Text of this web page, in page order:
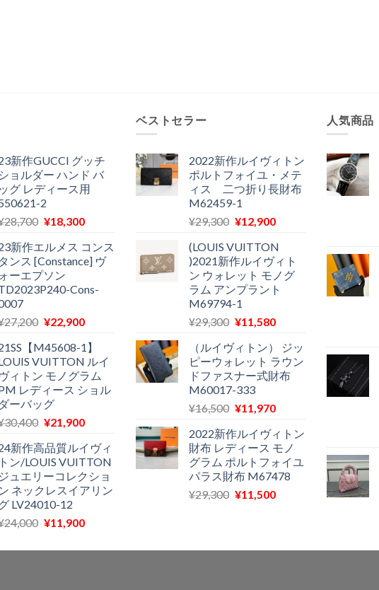
新作GUCCI グッチ
ショルダー ハンド バ
ッグ レディース用
2
28,700 元
価
格
は
¥28,700
し
¥18,300現
の
価
は
で
す。
新作エルメス コンス
タンス [Constance] ヴ
ォーエプソン
Cons-
27,200 元
価
格
は
¥27,200
で
し
た。
¥22,900現
の
価
格
は
で
す。
【M45608-1】
VUITTON ルイ
ヴィトン モノグラム
レディース ショル
ダーバッグ
30,400 元
価
格
は
¥30,400
で
し
¥21,900現
の
価
格
は
で
新作高品質ルイヴィ
トン/LOUIS VUITTON
ジュエリーコレクショ
ン ネックレスイアリン
LV24010-12
24,000 元
価
¥11,900現
の
ベストセラー
2022新作ルイヴィトン
ポルトフォイユ・メテ
ィス 二つ折り長財布
M62459-1
¥29,300 元
価
格
は
¥29,300
で
し
た。
¥12,900現
の
価
格
は
で
(LOUIS VUITTON
)2021新作ルイヴィト
ン ウォレット モノグ
ラム アンプラント
M69794-1
¥29,300 元
価
格
は
¥29,300
で
た。
¥11,580現
の
価
格
¥11,580
す。
（ルイヴィトン） ジッ
ピーウォレット ラウン
ドファスナー式財布
M60017-333
¥16,500 元
価
格
は
¥16,500
で
¥11,970現
の
価
格
は
¥11,970
2022新作ルイヴィトン
財布 レディース モノ
グラム ポルトフォイユ
パラス財布 M67478
¥29,300 元
は
¥11,500現
格
人気商品